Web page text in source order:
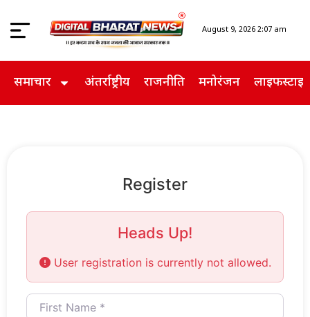
August 9, 2026 2:07 am
समाचार अंतर्राष्ट्रीय राजनीति मनोरंजन
Register
Heads Up!
User registration is currently not allowed.
First Name*